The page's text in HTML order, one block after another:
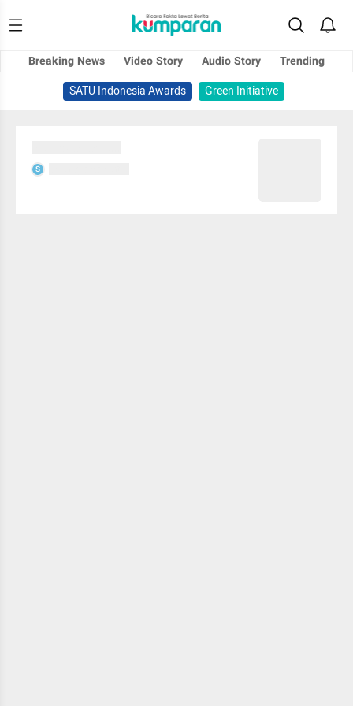
Breaking News Video Story Audio Story
Trending
SATU Indonesia Awards
Green Initiative
S